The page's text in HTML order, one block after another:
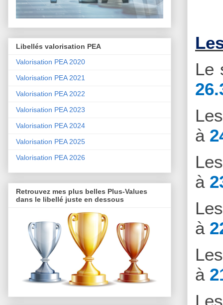
Le
à
à
à
à
Libellés valorisation PEA
Valorisation PEA 2020
Valorisation PEA 2021
Valorisation PEA 2022
Valorisation PEA 2023
Valorisation PEA 2024
Valorisation PEA 2025
Valorisation PEA 2026
Retrouvez mes plus belles Plus-Values
dans le libellé juste en dessous